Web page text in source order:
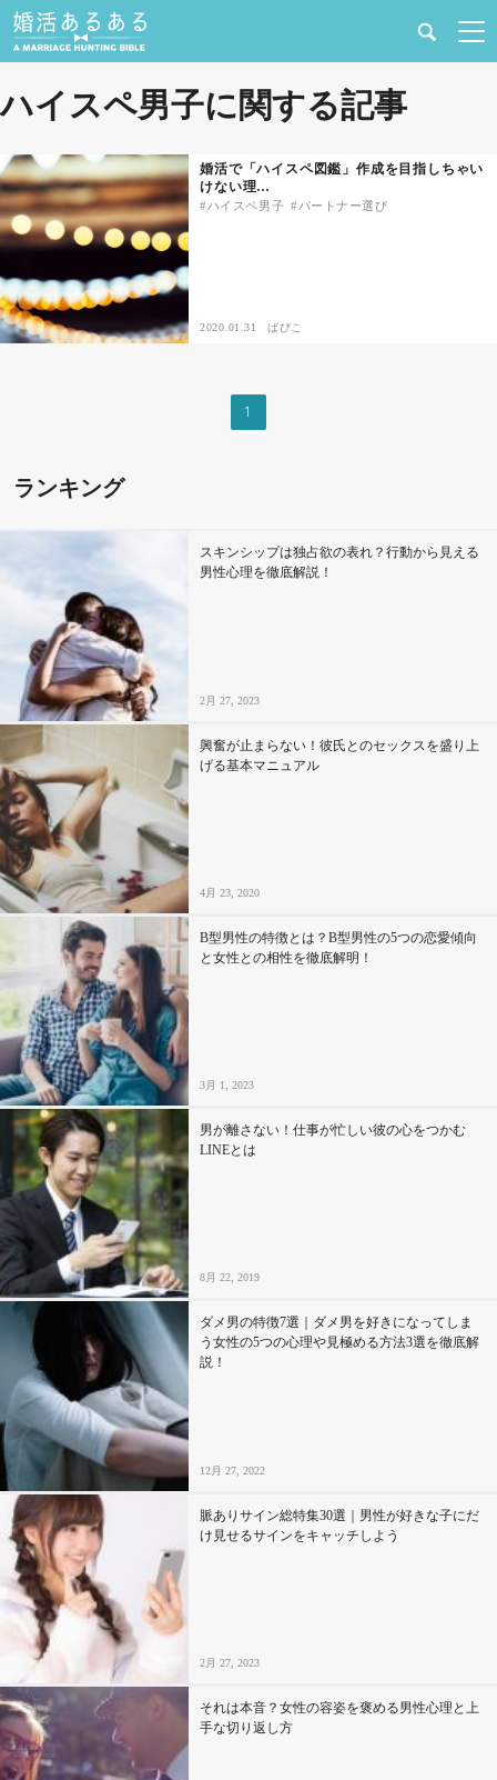
健康
恋愛の悩み
合コン・街コン
あるある
ドキドキ
仕事とキャリア
特集
占い・診断
ファッション・美容
グルメ
趣味・旅行
セックスライフ
不倫・だめ男
感動
心の処方箋
カルチャー・トレンド・芸能
驚き
ハイスペ男子に関する記事
婚活で「ハイスペ図鑑」作成を目指しちゃい
けない理…
ハイスペ男子 パートナー選び
2020.01.31 ぱぴこ
1
ランキング
スキンシップは独占欲の表れ？行動から見える
男性心理を徹底解説！
2月 27, 2023
興奮が止まらない！彼氏とのセックスを盛り上
げる基本マニュアル
4月 23, 2020
B型男性の特徴とは？B型男性の5つの恋愛傾向
と女性との相性を徹底解明！
3月 1, 2023
男が離さない！仕事が忙しい彼の心をつかむ
LINEとは
8月 22, 2019
ダメ男の特徴7選｜ダメ男を好きになってしま
う女性の5つの心理や見極める方法3選を徹底解
説！
12月 27, 2022
脈ありサイン総特集30選｜男性が好きな子にだ
け見せるサインをキャッチしよう
2月 27, 2023
それは本音？女性の容姿を褒める男性心理と上
手な切り返し方